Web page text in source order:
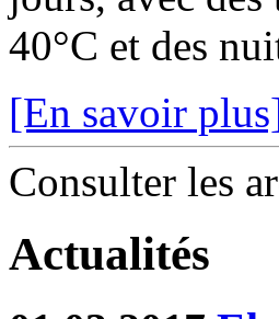
40°C et des
[En savoir
Consulter les
Actualités